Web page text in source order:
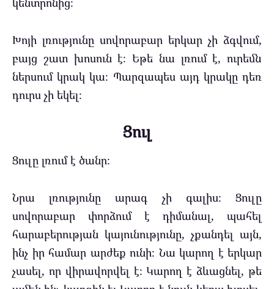
Խոյի լռությունը սովորաբար երկար չի ձգվում,
բայց շատ խոսուն է։ Եթե նա լռում է, ուրեմն
ներսում կրակ կա։ Պարզապես այդ կրակը դեռ
դուրս չի եկել։
Ցուլ
Ցուլը լռում է ծանր։
Նրա լռությունը արագ չի գալիս։ Ցուլը
սովորաբար փորձում է դիմանալ, պահել
հարաբերության կայունությունը, չքանդել այն,
ինչ իր համար արժեք ունի։ Նա կարող է երկար
չասել, որ վիրավորվել է։ Կարող է ձևացնել, թե